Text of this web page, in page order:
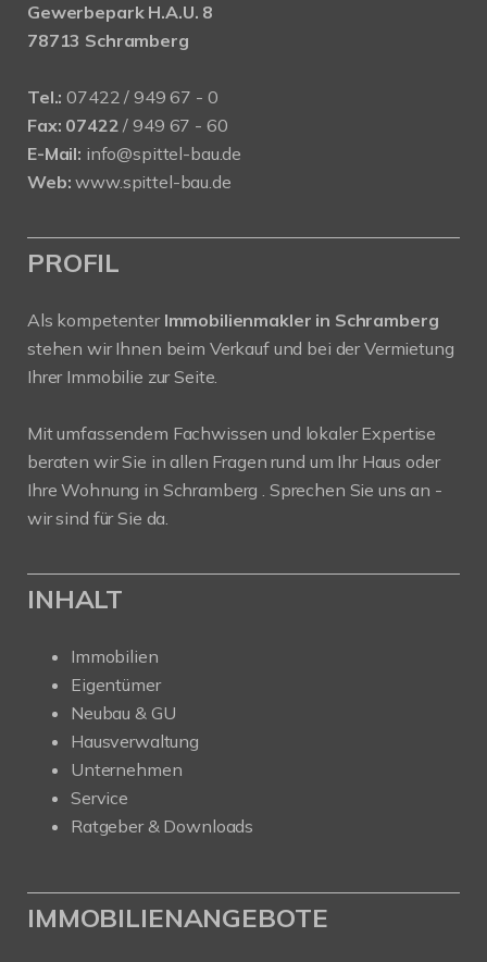
Gewerbepark H.A.U. 8
78713 Schramberg
Tel.: 07422 / 949 67 - 0
Fax: 07422 / 949 67 - 60
E-Mail: info@spittel-bau.de
Web: www.spittel-bau.de
PROFIL
Als kompetenter Immobilienmakler in Schramberg
stehen wir Ihnen beim Verkauf und bei der Vermietung
Ihrer Immobilie zur Seite.
Mit umfassendem Fachwissen und lokaler Expertise
beraten wir Sie in allen Fragen rund um Ihr Haus oder
Ihre Wohnung in Schramberg . Sprechen Sie uns an -
wir sind für Sie da.
INHALT
Immobilien
Eigentümer
Neubau & GU
Hausverwaltung
Unternehmen
Service
Ratgeber & Downloads
IMMOBILIENANGEBOTE